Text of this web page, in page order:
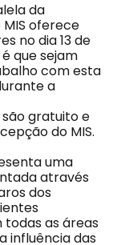
da
MIS oferece
no dia 13 de
que sejam
com esta
a
gratuito e
do MIS.
uma
através
dos
as áreas
influência das